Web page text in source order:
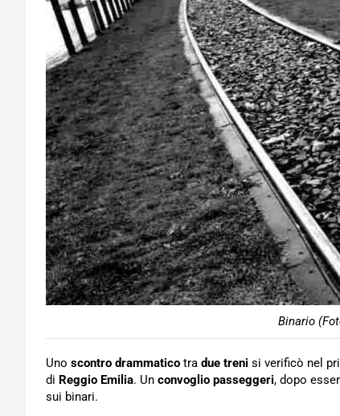
Binario
Uno scontro drammatico tra due treni si verificò nel
di Reggio Emilia. Un convoglio passeggeri, dopo
sui binari.